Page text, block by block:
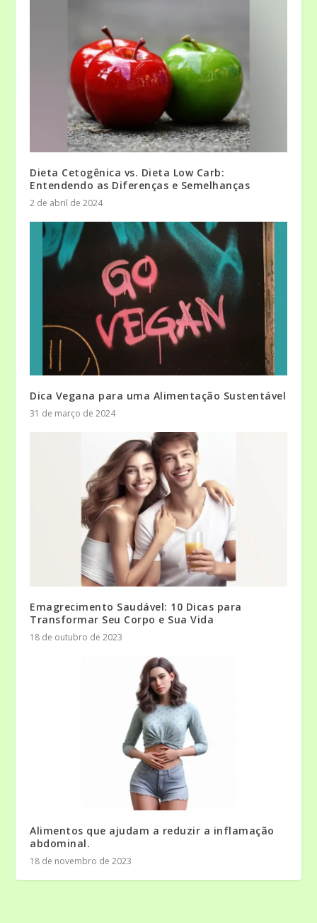
Dieta Cetogênica vs. Dieta Low Carb:
Entendendo as Diferenças e Semelhanças
2 de abril de 2024
Dica Vegana para uma Alimentação Sustentável
31 de março de 2024
Emagrecimento Saudável: 10 Dicas para
Transformar Seu Corpo e Sua Vida
18 de outubro de 2023
Alimentos que ajudam a reduzir a inflamação
abdominal.
18 de novembro de 2023